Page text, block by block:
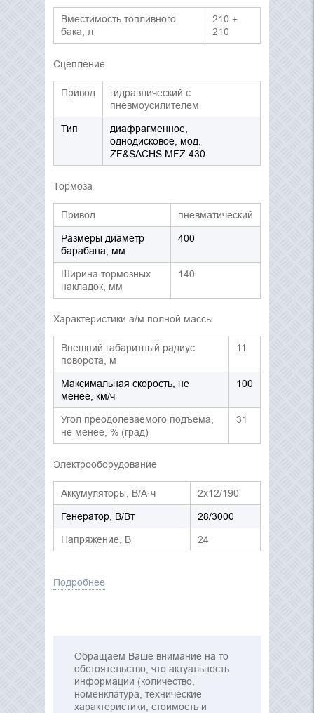
Вместимость топливного
бака, л
210 +
210
Сцепление
Привод
гидравлический с
пневмоусилителем
Тип
диафрагменное,
однодисковое, мод.
ZF&SACHS MFZ 430
Тормоза
Привод пневматический
Размеры диаметр
барабана, мм
400
Ширина тормозных
накладок, мм
140
Характеристики а/м полной массы
Внешний габаритный радиус
поворота, м
11
Максимальная скорость, не
менее, км/ч
100
Угол преодолеваемого подъема,
не менее, % (град)
31
Электрооборудование
Аккумуляторы, В/А·ч 2х12/190
Генератор, В/Вт 28/3000
Напряжение, B 24
Подробнее
Обращаем Ваше внимание на то
обстоятельство, что актуальность
информации (количество,
номенклатура, технические
характеристики, стоимость и